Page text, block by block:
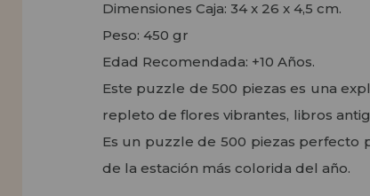
Dimensiones Caja: 34 x 26 x 4,5 cm.
Peso: 450 gr
Edad Recomendada: +10 Años.
Este puzzle de 500 piezas es una
repleto de flores vibrantes, libros
Es un puzzle de 500 piezas perfecto
de la estación más colorida del año.